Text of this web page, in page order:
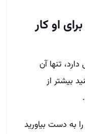
او کار
تنها آن
بیشتر از
به دست بیاورید